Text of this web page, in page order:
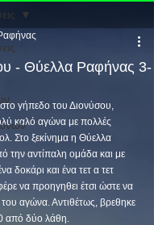
- Θύελλα Ραφήνας 3-
γήπεδο του Διονύσου,
καλό αγώνα με πολλές
Στο ξεκίνημα η Θύελλα
την αντίπαλη ομάδα και με
δοκάρι και ένα τετ α τετ
να προηγηθει έτσι ώστε να
του αγώνα. Αντιθέτως, βρεθηκε
από δύο λάθη.